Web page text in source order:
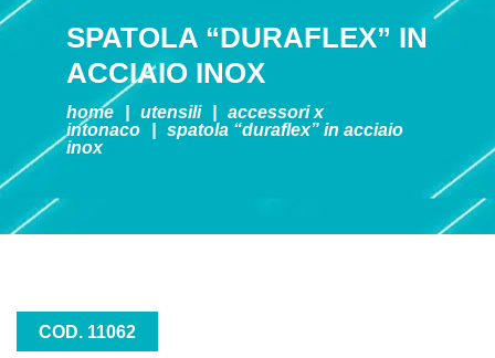
SPATOLA “DURAFLEX” IN
ACCIAIO INOX
home utensili
accessori x
intonaco
spatola “duraflex” in acciaio
inox
COD. 11062